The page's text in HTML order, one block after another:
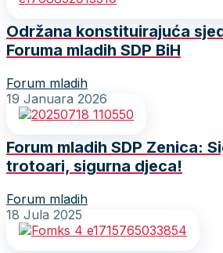
Održana konstituirajuća
Foruma mladih SDP BiH
Forum mladih
19 Januara 2026
Forum mladih SDP Zenica:
trotoari, sigurna djeca!
Forum mladih
18 Jula 2025